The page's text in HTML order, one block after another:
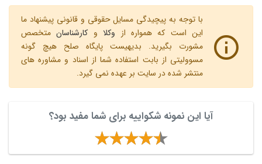
با توجه به پیچیدگی مسایل حقوقی و قانونی پیشنهاد ما
این است که همواره از وکلاو کارشناسانمتخصص
مشورت بگیرید. بدیهیست پایگاه صلح هیچ گونه
مسوولیتی از بابت استفاده شما از اسناد و مشاوره های
منتشر شده در سایت بر عهده نمی گیرد.
آیا این نمونه شکواییه برای شما مفید بود؟